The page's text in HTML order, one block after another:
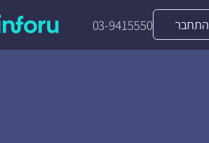
03-9415550 התחבר